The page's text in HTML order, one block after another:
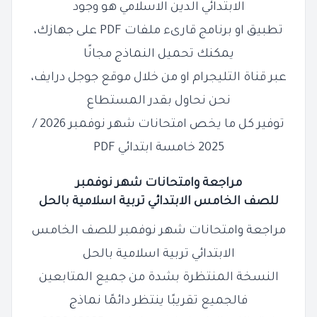
الابتدائي الدين الاسلامي هو وجود
تطبيق او برنامج قارىء ملفات PDF على جهازك،
يمكنك تحميل النماذج مجانًا
عبر قناة التليجرام او من خلال موقع جوجل درايف،
نحن نحاول بقدر المستطاع
توفير كل ما يخص امتحانات شهر نوفمبر 2026 /
2025 خامسة ابتدائي PDF
مراجعة وامتحانات شهر نوفمبر
للصف الخامس الابتدائي تربية اسلامية بالحل
مراجعة وامتحانات شهر نوفمبر للصف الخامس
الابتدائي تربية اسلامية بالحل
النسخة المنتظرة بشدة من جميع المتابعين
فالجميع تقريبًا ينتظر دائمًا نماذج